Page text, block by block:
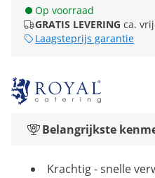
Op voorraad
GRATIS LEVERING ca.
Laagsteprijs garantie
Belangrijkste
Krachtig - snelle